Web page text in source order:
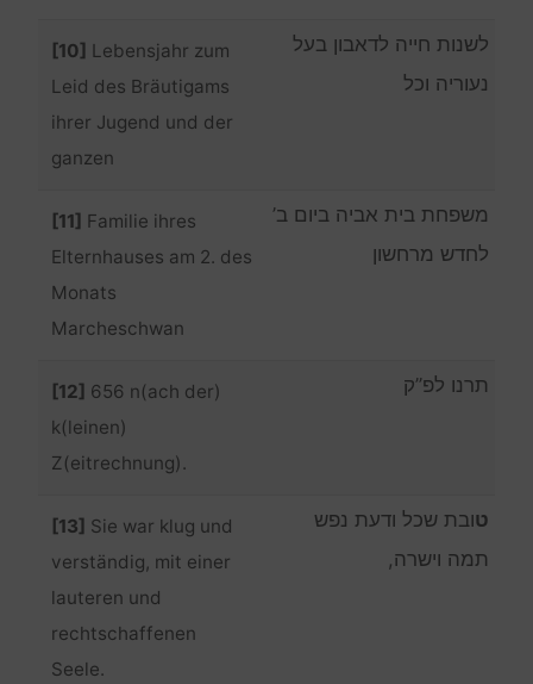
[10] Lebensjahr zum
Leid des Bräutigams
ihrer Jugend und der
ganzen
לשנות חייה לדאבון בעל
נעוריה וכל
[11] Familie ihres
Elternhauses am 2. des
Monats
Marcheschwan
משפחת בית אביה ביום ב’
לחדש מרחשון
[12] 656 n(ach der)
k(leinen)
Z(eitrechnung).
תרנו לפ”ק
[13] Sie war klug und
verständig, mit einer
lauteren und
rechtschaffenen
Seele.
טובת שכל ודעת נפש
תמה וישרה,